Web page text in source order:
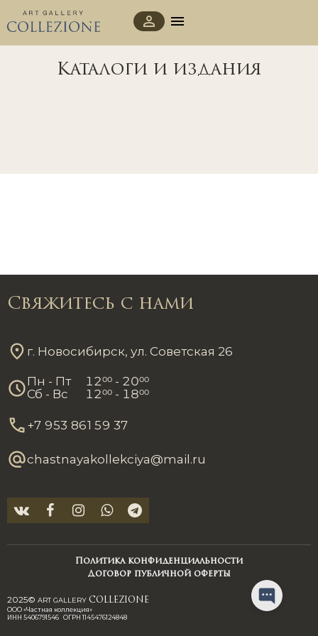
Каталоги и издания
Свяжитесь с нами
г. Новосибирск, ул. Советская 26
Пн - Пт 1200 - 2000
Сб - Вс
1200 - 1800
+7 953 861 59 37
chastnayakollekciya@mail.ru
Политика конфиденциальности
Договор публичной оферты
2025© ART GALLERY COLLEZIONE
ООО «Частная коллекция»
ИНН 5406791546 ОГРН 1145476124848